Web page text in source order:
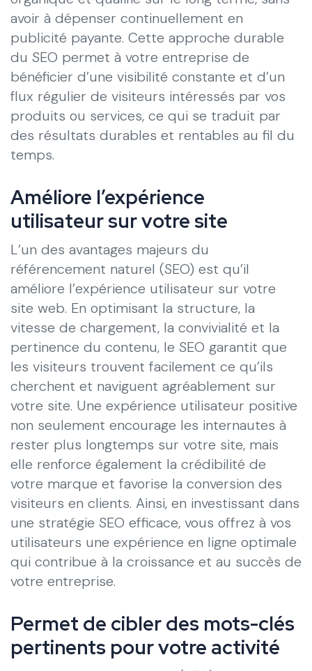
avoir à dépenser continuellement en
publicité payante. Cette approche durable
du SEO permet à votre entreprise de
bénéficier d’une visibilité constante et d’un
flux régulier de visiteurs intéressés par vos
produits ou services, ce qui se traduit par
des résultats durables et rentables au fil du
temps.
Améliore l’expérience
utilisateur sur votre site
L’un des avantages majeurs du
référencement naturel (SEO) est qu’il
améliore l’expérience utilisateur sur votre
site web. En optimisant la structure, la
vitesse de chargement, la convivialité et la
pertinence du contenu, le SEO garantit que
les visiteurs trouvent facilement ce qu’ils
cherchent et naviguent agréablement sur
votre site. Une expérience utilisateur positive
non seulement encourage les internautes à
rester plus longtemps sur votre site, mais
elle renforce également la crédibilité de
votre marque et favorise la conversion des
visiteurs en clients. Ainsi, en investissant dans
une stratégie SEO efficace, vous offrez à vos
utilisateurs une expérience en ligne optimale
qui contribue à la croissance et au succès de
votre entreprise.
Permet de cibler des mots-clés
pertinents pour votre activité